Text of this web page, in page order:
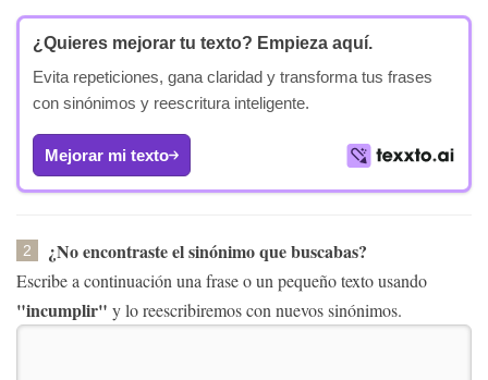
¿Quieres mejorar tu texto? Empieza aquí.
Evita repeticiones, gana claridad y transforma tus frases
con sinónimos y reescritura inteligente.
Mejorar mi texto
2 ¿No encontraste el sinónimo que buscabas?
Escribe a continuación una frase o un pequeño texto usando
"incumplir" y lo reescribiremos con nuevos sinónimos.